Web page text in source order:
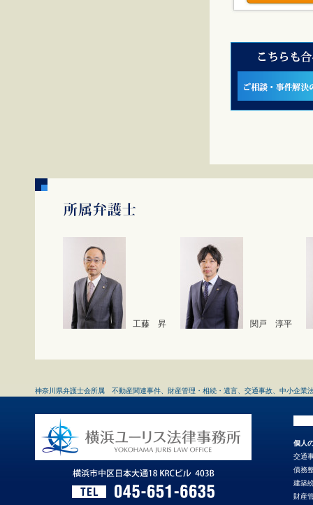
工藤 昇 関戸 淳平
神奈川県弁護士会所属 不動産関連事件、財産管理・相続・遺言、交通事故、中小企業
個人
交通
債務
建築
財産